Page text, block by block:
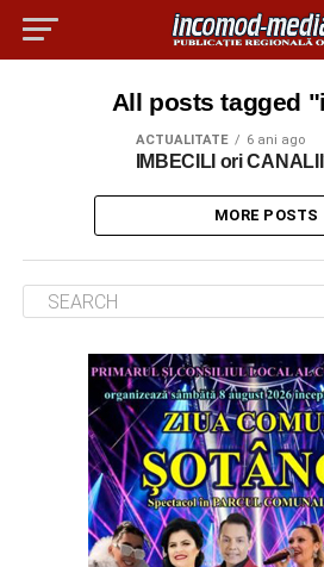
All posts tagged
ACTUALITATE 6 ani ago
IMBECILI ori
MORE POSTS